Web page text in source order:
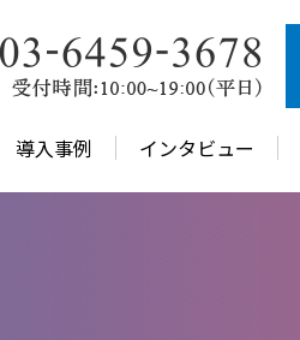
導入事例 インタビュー